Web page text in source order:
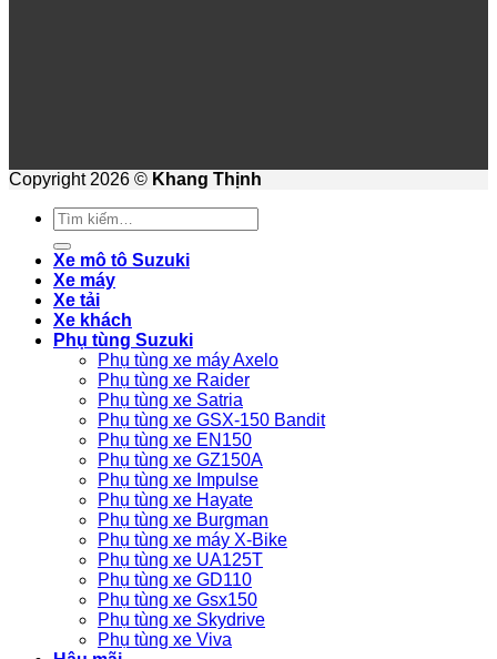
Copyright 2026 © Khang Thịnh
Tìm
kiếm:
Xe mô tô Suzuki
Xe máy
Xe tải
Xe khách
Phụ tùng Suzuki
Phụ tùng xe máy Axelo
Phụ tùng xe Raider
Phụ tùng xe Satria
Phụ tùng xe GSX-150 Bandit
Phụ tùng xe EN150
Phụ tùng xe GZ150A
Phụ tùng xe Impulse
Phụ tùng xe Hayate
Phụ tùng xe Burgman
Phụ tùng xe máy X-Bike
Phụ tùng xe UA125T
Phụ tùng xe GD110
Phụ tùng xe Gsx150
Phụ tùng xe Skydrive
Phụ tùng xe Viva